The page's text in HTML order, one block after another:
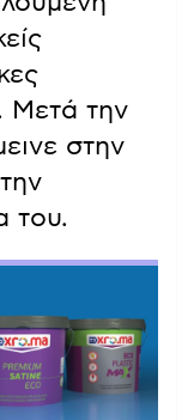
Μετά την
στην
του.